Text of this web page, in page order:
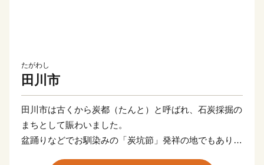
たがわし
田川市
田川市は古くから炭都（たんと）と呼ばれ、石炭採掘の
まちとして賑わいました。
盆踊りなどでお馴染みの「炭坑節」発祥の地でもあり、